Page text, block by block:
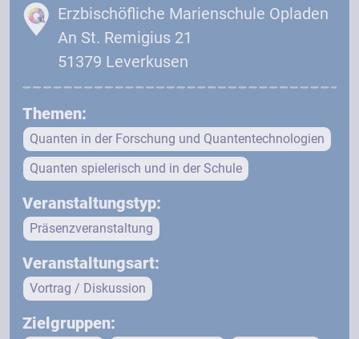
Erzbischöfliche Marienschule Opladen
An St. Remigius 21
51379 Leverkusen
Themen:
Quanten in der Forschung und Quantentechnologien
Quanten spielerisch und in der Schule
Veranstaltungstyp:
Präsenzveranstaltung
Veranstaltungsart:
Vortrag / Diskussion
Zielgruppen: